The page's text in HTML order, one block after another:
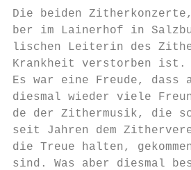
Die beiden
ber im Lainerhof in
lischen Leiterin des
Krankheit verstorben ist.
Es war eine Freude, dass
diesmal wieder viele
de der Zithermusik, die
seit Jahren dem
die Treue halten,
sind. Was aber diesmal